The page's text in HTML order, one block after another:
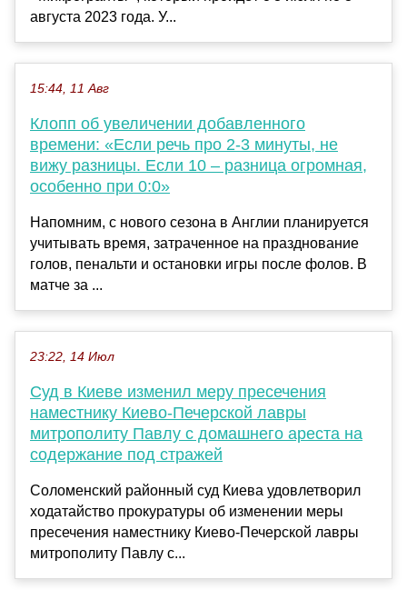
августа 2023 года. У...
15:44, 11 Авг
Клопп об увеличении добавленного
времени: «Если речь про 2-3 минуты, не
вижу разницы. Если 10 – разница огромная,
особенно при 0:0»
Напомним, с нового сезона в Англии планируется
учитывать время, затраченное на празднование
голов, пенальти и остановки игры после фолов. В
матче за ...
23:22, 14 Июл
Суд в Киеве изменил меру пресечения
наместнику Киево-Печерской лавры
митрополиту Павлу с домашнего ареста на
содержание под стражей
Соломенский районный суд Киева удовлетворил
ходатайство прокуратуры об изменении меры
пресечения наместнику Киево-Печерской лавры
митрополиту Павлу с...